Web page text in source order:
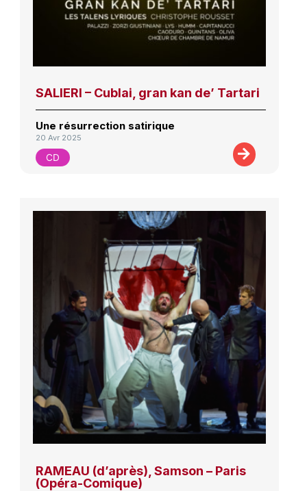
SALIERI – Cublai, gran kan de’ Tartari
Une résurrection satirique
20 Avr 2025
CD
RAMEAU (d’après), Samson – Paris
(Opéra-Comique)